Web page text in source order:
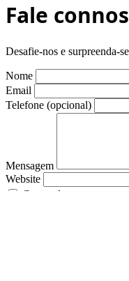
Fale
Desafie-nos e surpreenda-
Nome
Email
Telefone (opcional)
Mensagem
Website
Concordo com o